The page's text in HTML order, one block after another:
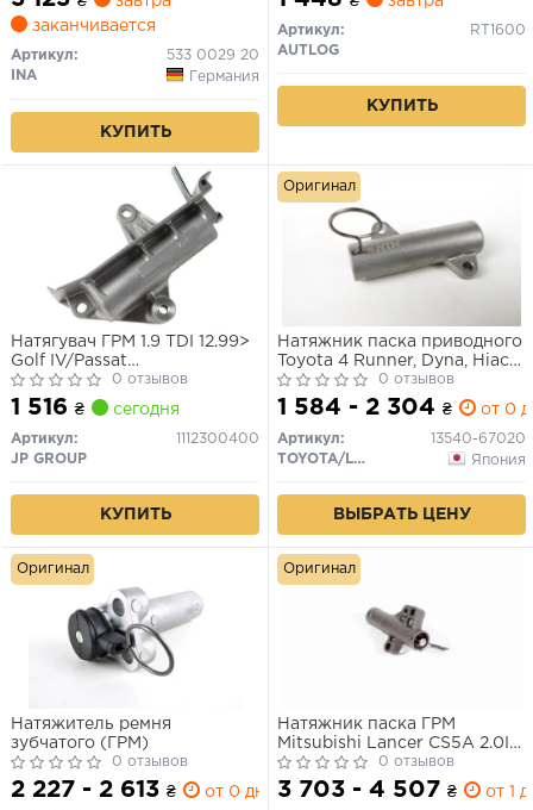
заканчивается
Артикул:
533 0029 20
INA
Германия
КУПИТЬ
Артикул:
RT1600
AUTLOG
КУПИТЬ
Натягувач ГРМ 1.9 TDI 12.99>
Golf IV/Passat
B5/Sharan/Fabia/
Octavia/A2/A4
0 отзывов
1 516 ₴ сегодня
Артикул:
1112300400
JP GROUP
КУПИТЬ
Натяжник паска приводного
Toyota 4 Runner, Dyna, Hiace,
Hilux, Land Cruiser
2.5D4D/3.0Tdi/3.0D-4D
0 отзывов
1 584 - 2 304 ₴ от 0
Артикул:
13540-67020
TOYOTA/LEXUS
Япония
ВЫБРАТЬ ЦЕНУ
Оригинал
Натяжитель ремня
зубчатого (ГРМ)
0 отзывов
2 227 - 2 613 ₴ от 0 дн.
Оригинал
Натяжник паска ГРМ
Mitsubishi Lancer CS5A 2.0I
16V 03.06-,Outlander CU2W
2.0I 16V (4G63) 03.02-,CU5W
2.5I 16V 03.09-,Space Wagon
0 отзывов
3 703 - 4 507 ₴ от 1
Оригинал